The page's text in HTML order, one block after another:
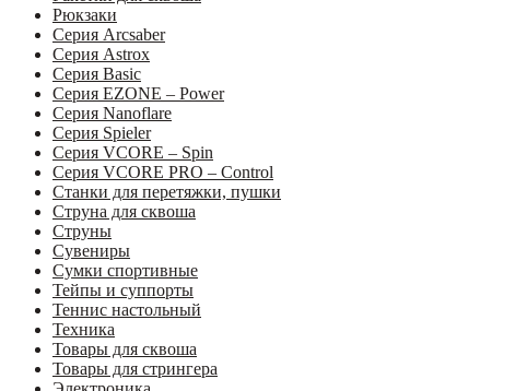
Рюкзаки
Серия Arcsaber
Серия Astrox
Серия Basic
Серия EZONE – Power
Серия Nanoflare
Серия Spieler
Серия VCORE – Spin
Серия VCORE PRO – Control
Станки для перетяжки, пушки
Струна для сквоша
Струны
Сувениры
Сумки спортивные
Тейпы и суппорты
Теннис настольный
Техника
Товары для сквоша
Товары для стрингера